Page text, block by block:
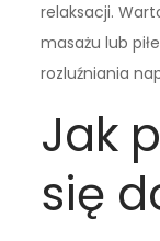
relaksacji.
masażu lub
rozluźniania
Jak
się